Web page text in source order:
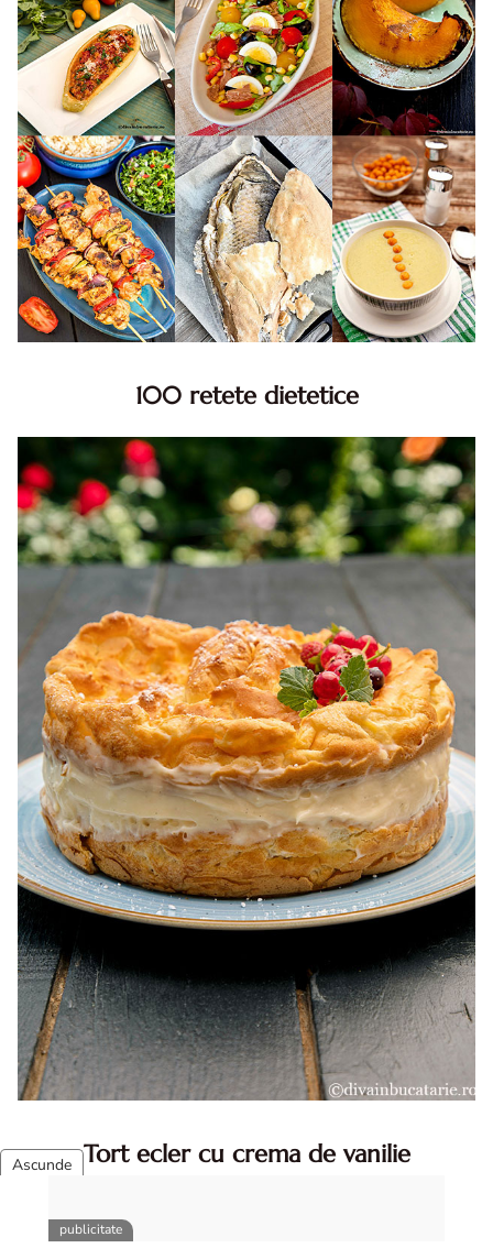
100 retete dietetice
dietetice. Idei retete dietetice. 100 Retete mancare
pentru dieta.
Tort ecler cu crema de vanilie
Tort ecler cu crema de vanilie. Tort Karpatka. Tort ecler.